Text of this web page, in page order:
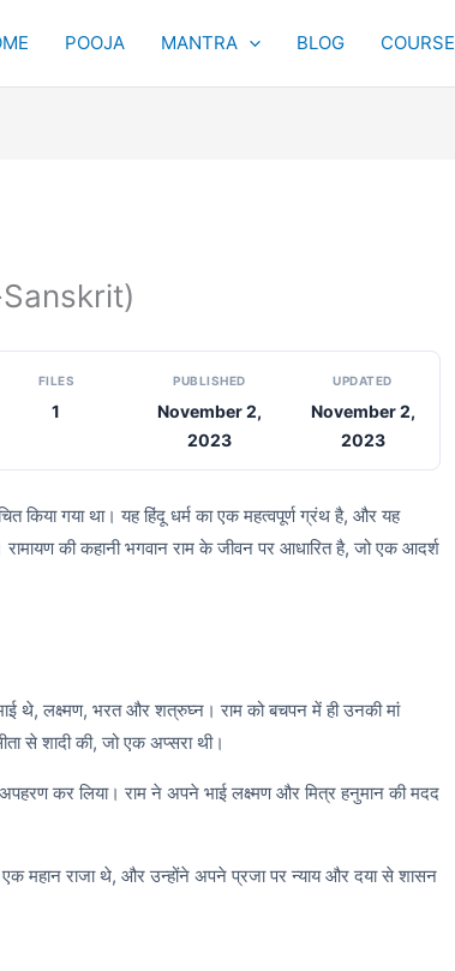
POOJA MANTRA BLOG COURSE
Sanskrit)
FILES
1
PUBLISHED
November 2,
2023
UPDATED
November 2,
2023
किया गया था। यह हिंदू धर्म का एक महत्वपूर्ण ग्रंथ है, और यह
रामायण की कहानी भगवान राम के जीवन पर आधारित है, जो एक आदर्श
थे, लक्ष्मण, भरत और शत्रुघ्न। राम को बचपन में ही उनकी मां
से शादी की, जो एक अप्सरा थी।
कर लिया। राम ने अपने भाई लक्ष्मण और मित्र हनुमान की मदद
एक महान राजा थे, और उन्होंने अपने प्रजा पर न्याय और दया से शासन